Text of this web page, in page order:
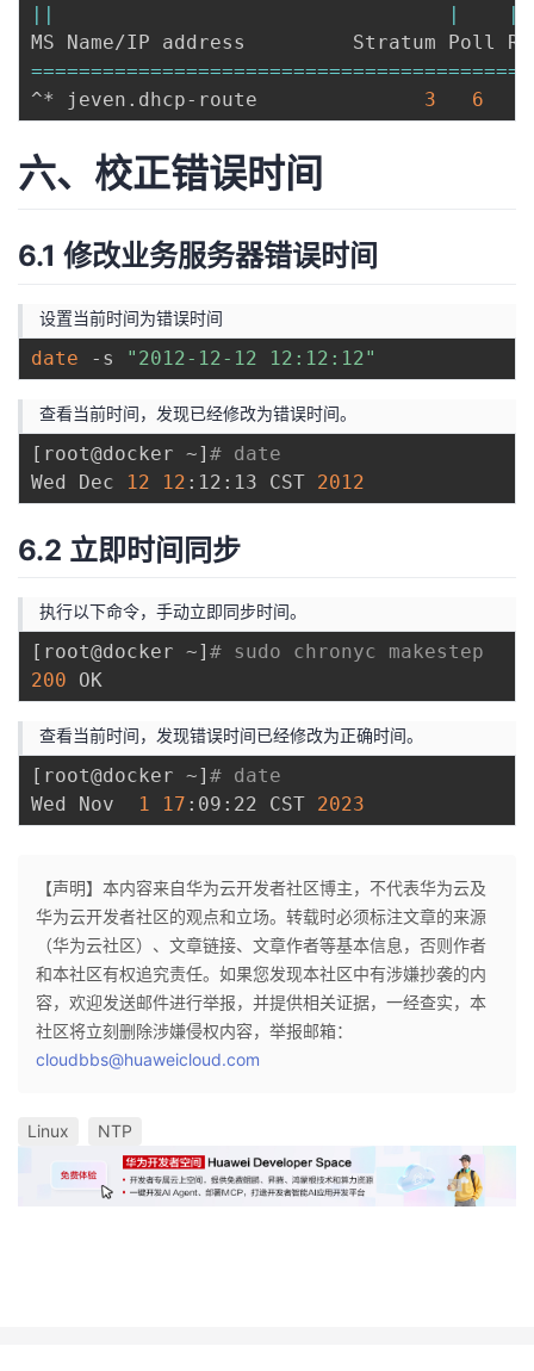
||
| |
==========================================
^* jeven.dhcp-route 3 6
六、校正错误时间
6.1 修改业务服务器错误时间
设置当前时间为错误时间
date -s "2012-12-12 12:12:12"
查看当前时间，发现已经修改为错误时间。
[ root@docker ~] # date
Wed Dec
12 12 :12:13 CST 2012
6.2 立即时间同步
执行以下命令，手动立即同步时间。
[ root@docker ~] # sudo chronyc makestep
200
查看当前时间，发现错误时间已经修改为正确时间。
[ root@docker ~] # date
Wed Nov
1 17 :09:22 CST 2023
【声明】本内容来自华为云开发者社区博主，不代表华为云及
华为云开发者社区的观点和立场。转载时必须标注文章的来源
（华为云社区）、文章链接、文章作者等基本信息，否则作者
和本社区有权追究责任。如果您发现本社区中有涉嫌抄袭的内
容，欢迎发送邮件进行举报，并提供相关证据，一经查实，本
社区将立刻删除涉嫌侵权内容，举报邮箱：
cloudbbs@huaweicloud.com
Linux NTP